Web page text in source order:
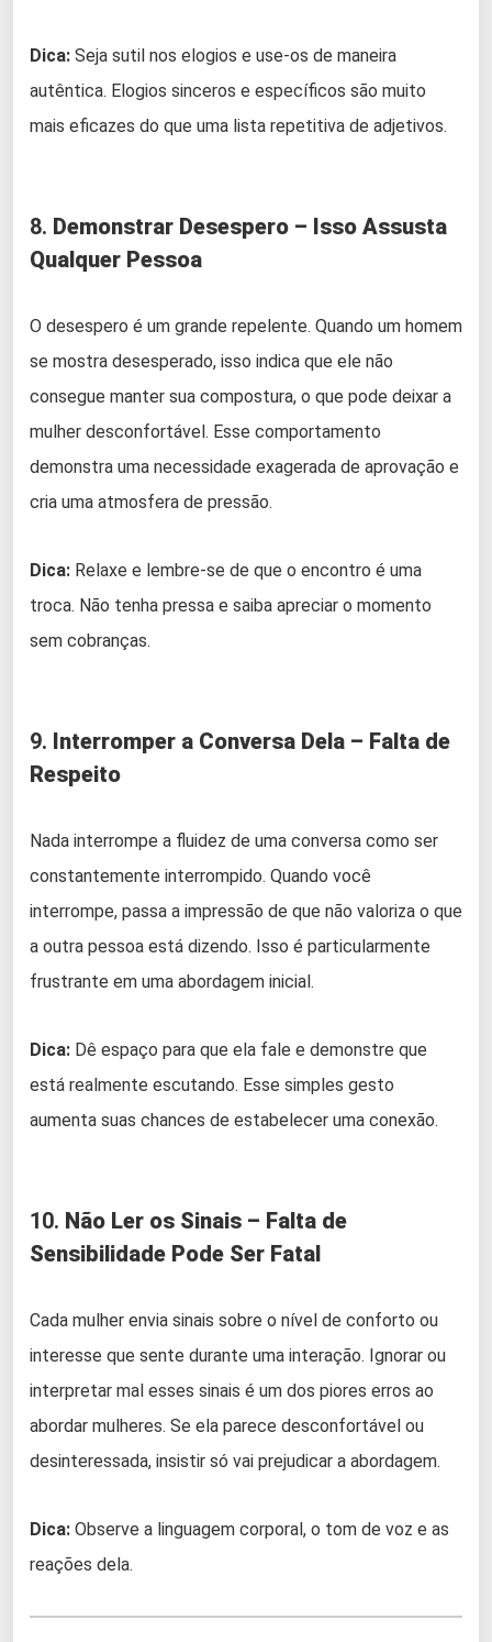
Dica: Seja sutil nos elogios e use-os de maneira
autêntica. Elogios sinceros e específicos são muito
mais eficazes do que uma lista repetitiva de adjetivos.
8. Demonstrar Desespero – Isso Assusta
Qualquer Pessoa
O desespero é um grande repelente. Quando um homem
se mostra desesperado, isso indica que ele não
consegue manter sua compostura, o que pode deixar a
mulher desconfortável. Esse comportamento
demonstra uma necessidade exagerada de aprovação e
cria uma atmosfera de pressão.
Dica: Relaxe e lembre-se de que o encontro é uma
troca. Não tenha pressa e saiba apreciar o momento
sem cobranças.
9. Interromper a Conversa Dela – Falta de
Respeito
Nada interrompe a fluidez de uma conversa como ser
constantemente interrompido. Quando você
interrompe, passa a impressão de que não valoriza o que
a outra pessoa está dizendo. Isso é particularmente
frustrante em uma abordagem inicial.
Dica: Dê espaço para que ela fale e demonstre que
está realmente escutando. Esse simples gesto
aumenta suas chances de estabelecer uma conexão.
10. Não Ler os Sinais – Falta de
Sensibilidade Pode Ser Fatal
Cada mulher envia sinais sobre o nível de conforto ou
interesse que sente durante uma interação. Ignorar ou
interpretar mal esses sinais é um dos piores erros ao
abordar mulheres. Se ela parece desconfortável ou
desinteressada, insistir só vai prejudicar a abordagem.
Dica: Observe a linguagem corporal, o tom de voz e as
reações dela.